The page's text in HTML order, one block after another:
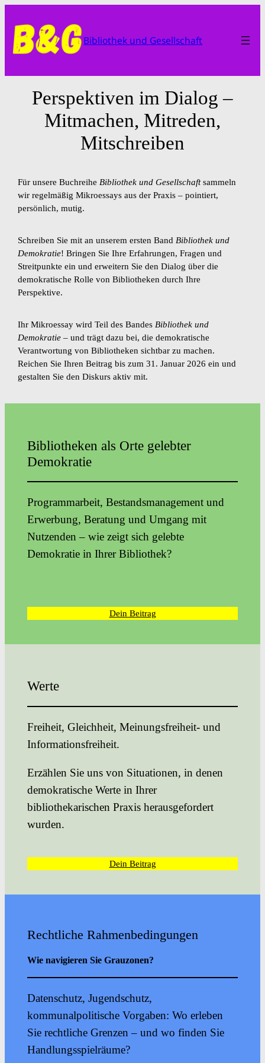
Inhalt
springen
Bibliothek und Gesellschaft
Perspektiven im Dialog –
Mitmachen, Mitreden,
Mitschreiben
Für unsere Buchreihe Bibliothek und Gesellschaftsammeln
wir regelmäßig Mikroessays aus der Praxis – pointiert,
persönlich, mutig.
Schreiben Sie mit an unserem ersten Band Bibliothek und
Demokratie! Bringen Sie Ihre Erfahrungen, Fragen und
Streitpunkte ein und erweitern Sie den Dialog über die
demokratische Rolle von Bibliotheken durch Ihre
Perspektive.
Ihr Mikroessay wird Teil des Bandes Bibliothek und
Demokratie– und trägt dazu bei, die demokratische
Verantwortung von Bibliotheken sichtbar zu machen.
Reichen Sie Ihren Beitrag bis zum 31. Januar 2026 ein und
gestalten Sie den Diskurs aktiv mit.
Bibliotheken als Orte gelebter
Demokratie
Programmarbeit, Bestandsmanagement und
Erwerbung, Beratung und Umgang mit
Nutzenden – wie zeigt sich gelebte
Demokratie in Ihrer Bibliothek?
Dein Beitrag
Werte
Freiheit, Gleichheit, Meinungsfreiheit- und
Informationsfreiheit.
Erzählen Sie uns von Situationen, in denen
demokratische Werte in Ihrer
bibliothekarischen Praxis herausgefordert
wurden.
Dein Beitrag
Rechtliche Rahmenbedingungen
Wie navigieren Sie Grauzonen?
Datenschutz, Jugendschutz,
kommunalpolitische Vorgaben: Wo erleben
Sie rechtliche Grenzen – und wo finden Sie
Handlungsspielräume?